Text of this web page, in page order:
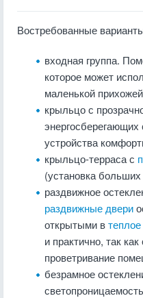
Востребованные
входная группа.
которое может
маленькой
крыльцо с
энергосберегающих
устройства
крыльцо-терраса с
(установка
раздвижное
раздвижные двери
открытыми в
и практично, так
проветривание
безрамное